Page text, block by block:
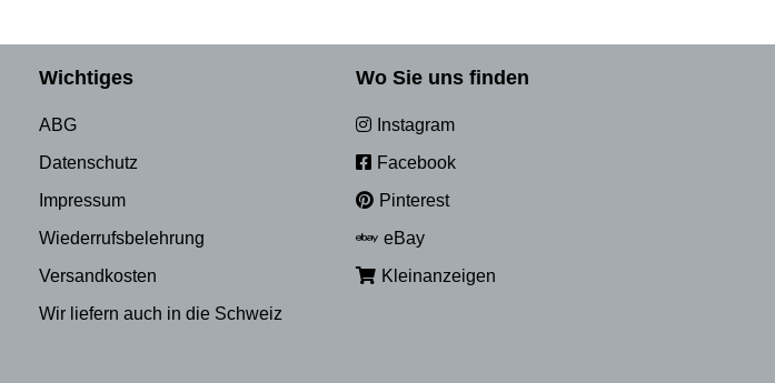
Wichtiges
ABG
Datenschutz
Impressum
Wiederrufsbelehrung
Versandkosten
Wir liefern auch in die Schweiz
Wo Sie uns finden
Instagram
Facebook
Pinterest
eBay
Kleinanzeigen